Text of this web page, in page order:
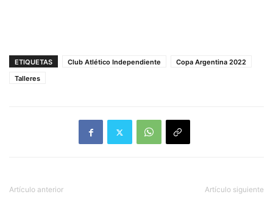
ETIQUETAS Club Atlético Independiente
Copa Argentina 2022
Talleres
Artículo anterior Artículo siguiente